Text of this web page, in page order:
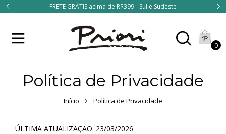
acima de R$399 - Sul e Sudeste Use o cupom
0
Política de Privacidade
Início Política de Privacidade
ÚLTIMA ATUALIZAÇÃO: 23/03/2026